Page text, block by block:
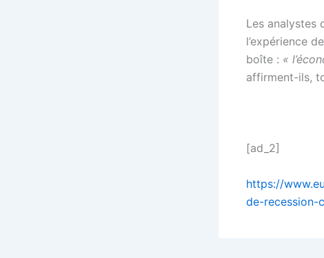
Les analystes
l’expérience
boîte : «
affirment-ils,
[ad_2]
https://
de-recession-